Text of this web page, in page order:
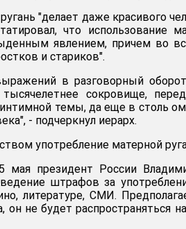
"делает даже красивого
что использование
явлением, причем во
и стариков".
в разговорный
сокровище,
интимной темы, да еще в столь
- подчеркнул иерарх.
употребление матерной
мая президент России
штрафов за
литературе, СМИ.
он не будет распространяться